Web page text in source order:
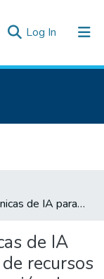
Log In (current)
Uso de técnicas de IA para optimizar la gestión de recursos en la estrategia de distribución de alimentos
de IA
recursos